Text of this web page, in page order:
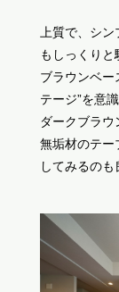
上質で、シ
もしっくりと
ブラウンベー
テージ”を意
ダークブラ
無垢材のテー
してみるのも